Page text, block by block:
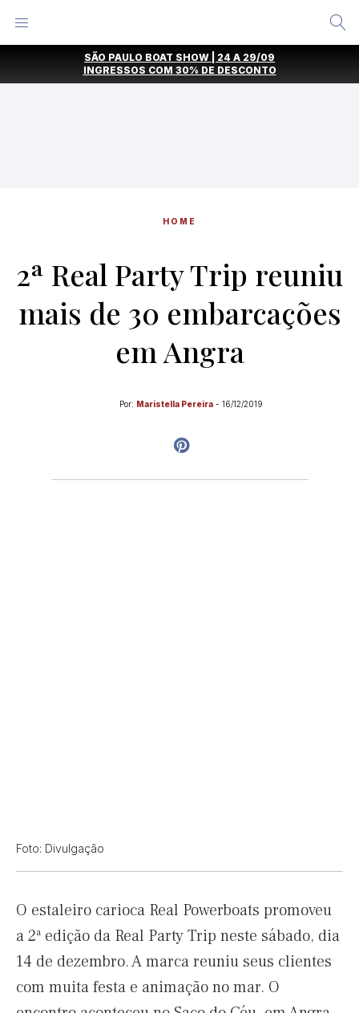
SÃO PAULO BOAT SHOW | 24 A 29/09
INGRESSOS COM 30% DE DESCONTO
HOME
2ª Real Party Trip reuniu
mais de 30 embarcações
em Angra
Por: Maristella Pereira - 16/12/2019
Foto: Divulgação
O estaleiro carioca Real Powerboats promoveu
a 2ª edição da Real Party Trip neste sábado, dia
14 de dezembro. A marca reuniu seus clientes
com muita festa e animação no mar. O